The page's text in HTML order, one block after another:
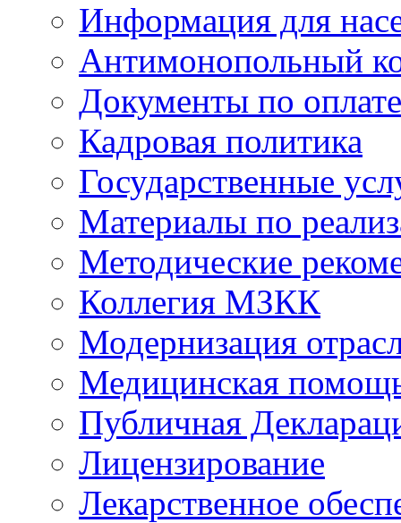
Информация для
Антимонопольный
Документы по
Кадровая политика
Государственные
Материалы по
Методические
Коллегия МЗКК
Модернизация
Медицинская
Публичная
Лицензирование
Лекарственное